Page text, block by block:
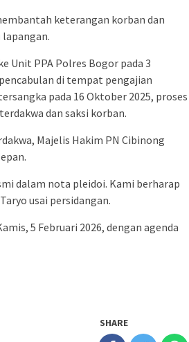
keterangan korban dan
lapangan.
Unit PPA Polres Bogor pada 3
di tempat pengajian
pada 16 Oktober 2025, proses
dan saksi korban.
Majelis Hakim PN Cibinong
dalam nota pleidoi. Kami berharap
usai persidangan.
5 Februari 2026, dengan agenda
SHARE